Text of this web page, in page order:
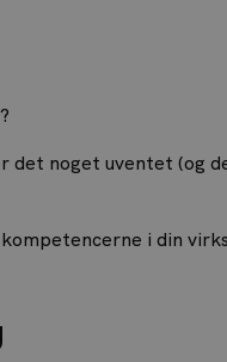
det noget uventet (og
i din